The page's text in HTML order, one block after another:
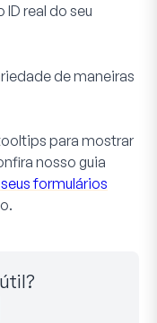
ID real do seu
de maneiras
para mostrar
nosso guia
formulários